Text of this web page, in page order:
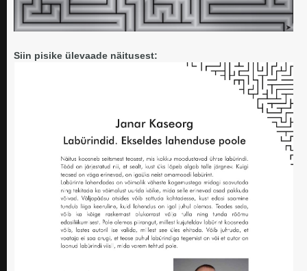
Siin pisike ülevaade näitusest: